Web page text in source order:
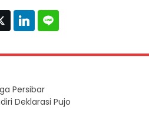
Persibar
Deklarasi Pujo